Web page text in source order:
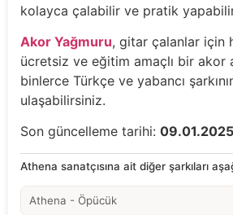
kolayca çalabilir ve pratik
Akor Yağmuru, gitar çalanlar için
ücretsiz ve eğitim amaçlı bir akor
binlerce Türkçe ve yabancı
ulaşabilirsiniz.
Son güncelleme tarihi: 09.01.2025
Athena sanatçısına ait diğer şarkıları
Athena - Öpücük